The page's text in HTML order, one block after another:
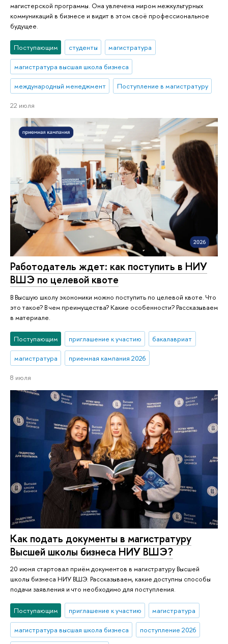
магистерской программы. Она увлечена миром межкультурных
коммуникаций в бизнесе и видит в этом своё профессиональное
будущее.
Поступающим студенты магистратура
магистратура высшая школа бизнеса
международный менеджмент Поступление в магистратуру
22 июля
Работодатель ждет: как поступить в НИУ
ВШЭ по целевой квоте
В Высшую школу экономики можно поступить по целевой квоте. Что
это такое? В чем преимущества? Какие особенности? Рассказываем
в материале.
Поступающим приглашение к участию бакалавриат
магистратура приемная кампания 2026
8 июля
Как подать документы в магистратуру
Высшей школы бизнеса НИУ ВШЭ?
20 июня стартовал приём документов в магистратуру Высшей
школы бизнеса НИУ ВШЭ. Рассказываем, какие доступны способы
подачи заявления и что необходимо для поступления.
Поступающим приглашение к участию магистратура
магистратура высшая школа бизнеса поступление 2026